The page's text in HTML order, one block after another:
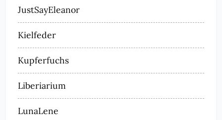
JustSayEleanor
Kielfeder
Kupferfuchs
Liberiarium
LunaLene